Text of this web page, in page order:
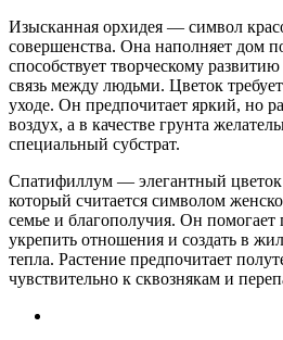
Изысканная орхидея — символ
совершенства. Она наполняет дом
способствует творческому
связь между людьми. Цветок
уходе. Он предпочитает яркий, но
воздух, а в качестве грунта
специальный субстрат.
Спатифиллум — элегантный
который считается символом
семье и благополучия. Он помогает
укрепить отношения и создать в
тепла. Растение предпочитает
чувствительно к сквознякам и